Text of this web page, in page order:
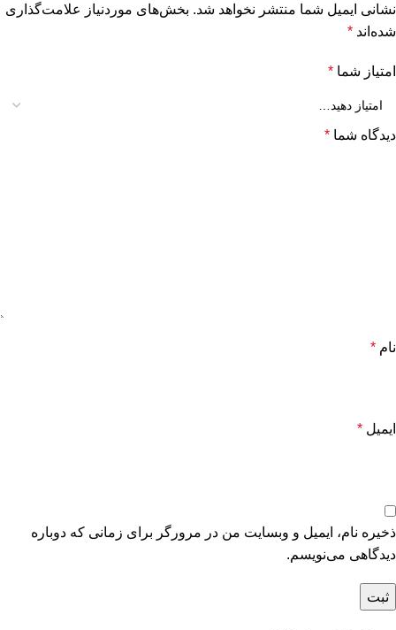
نشانی ایمیل شما منتشر نخواهد شد. بخش‌های موردنیاز علامت‌گذاری
شده‌اند *
امتیاز شما *
دیدگاه شما *
نام *
ایمیل *
ذخیره نام، ایمیل و وبسایت من در مرورگر برای زمانی که دوباره
دیدگاهی می‌نویسم.